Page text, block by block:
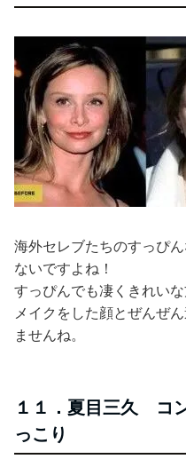
海外セレブたちのすっぴ
ないですよね！
すっぴんでも凄くきれいな
メイクをした顔とぜんぜ
ませんね。
１１．夏目三久 コ
っこり